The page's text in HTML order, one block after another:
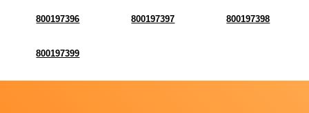
800197396 800197397 800197398
800197399